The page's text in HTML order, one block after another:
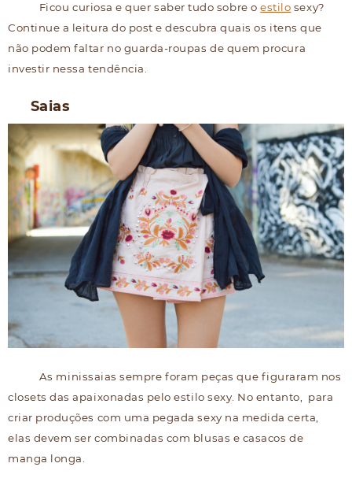
Ficou curiosa e quer saber tudo sobre oestilo sexy?
Continue a leitura do post e descubra quais os itens que
não podem faltar no guarda-roupas de quem procura
investir nessa tendência.
Saias
As minissaias sempre foram peças que figuraram nos
closets das apaixonadas pelo estilo sexy. No entanto, para
criar produções com uma pegada sexy na medida certa,
elas devem ser combinadas com blusas e casacos de
manga longa.